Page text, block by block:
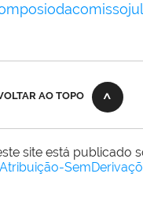
AO TOPO
site está publicado